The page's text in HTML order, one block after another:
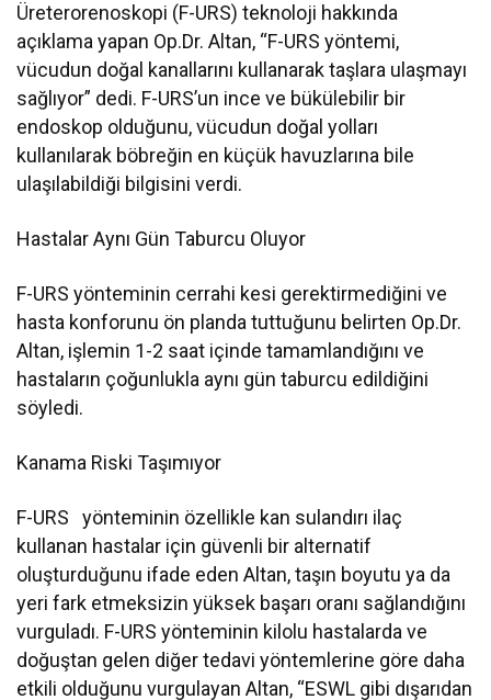
Üreterorenoskopi (F-URS) teknoloji hakkında
açıklama yapan Op.Dr. Altan, “F-URS yöntemi,
vücudun doğal kanallarını kullanarak taşlara ulaşmayı
sağlıyor” dedi. F-URS’un ince ve bükülebilir bir
endoskop olduğunu, vücudun doğal yolları
kullanılarak böbreğin en küçük havuzlarına bile
ulaşılabildiği bilgisini verdi.
Hastalar Aynı Gün Taburcu Oluyor
F-URS yönteminin cerrahi kesi gerektirmediğini ve
hasta konforunu ön planda tuttuğunu belirten Op.Dr.
Altan, işlemin 1-2 saat içinde tamamlandığını ve
hastaların çoğunlukla aynı gün taburcu edildiğini
söyledi.
Kanama Riski Taşımıyor
F-URS yönteminin özellikle kan sulandırı ilaç
kullanan hastalar için güvenli bir alternatif
oluşturduğunu ifade eden Altan, taşın boyutu ya da
yeri fark etmeksizin yüksek başarı oranı sağlandığını
vurguladı. F-URS yönteminin kilolu hastalarda ve
doğuştan gelen diğer tedavi yöntemlerine göre daha
etkili olduğunu vurgulayan Altan, “ESWL gibi dışarıdan